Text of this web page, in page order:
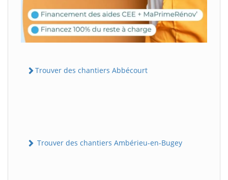
Trouver des chantiers Abbécourt
Trouver des chantiers Ambérieu-en-Bugey